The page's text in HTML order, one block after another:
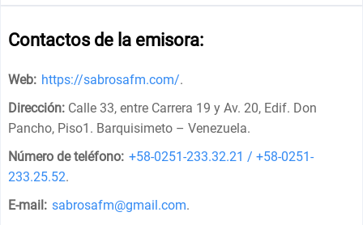
Contactos de la emisora:
Web: https://sabrosafm.com/.
Dirección: Calle 33, entre Carrera 19 y Av. 20, Edif. Don
Pancho, Piso1. Barquisimeto – Venezuela.
Número de teléfono: +58-0251-233.32.21 / +58-0251-
233.25.52.
E-mail: sabrosafm@gmail.com.